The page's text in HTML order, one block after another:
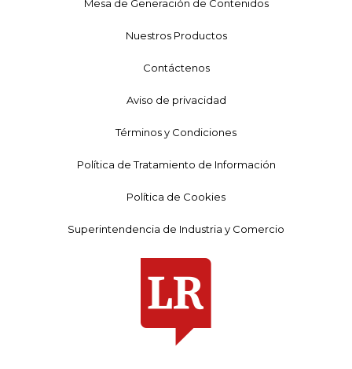
Mesa de Generación de Contenidos
Nuestros Productos
Contáctenos
Aviso de privacidad
Términos y Condiciones
Política de Tratamiento de Información
Política de Cookies
Superintendencia de Industria y Comercio